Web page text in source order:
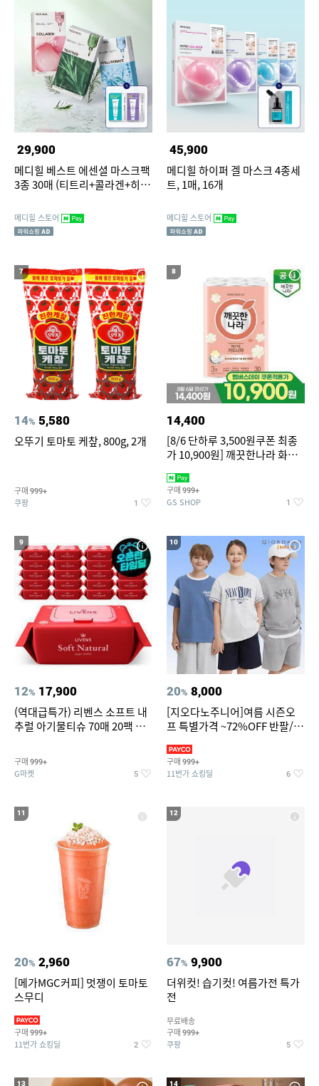
29,900
메디힐 베스트 에센셜 마스크팩
3종 30매 (티트리+콜라겐+히알
메디힐 스토어
45,900
메디힐 하이퍼 겔 마스크 4종세
트, 1매, 16개
메디힐 스토어
7
14% 5,580
오뚜기 토마토 케챂, 800g, 2개
구매 999+
쿠팡 1
8
14,400
[8/6 단하루 3,500원쿠폰 최종
가 10,900원] 깨끗한나라 화장
롤
구매 999+
GS SHOP 1
9
12% 17,900
(역대급특가) 리벤스 소프트 내
추럴 아기물티슈 70매 20팩 캡
구매 999+
G마켓 5
10
20% 8,000
[지오다노주니어]여름 시즌오
프 특별가격 ~72%OFF 반팔/반
구매 999+
11번가 쇼킹딜 6
11
20% 2,960
[메가MGC커피] 멋쟁이 토마토
스무디
구매 999+
11번가 쇼킹딜 2
12
67% 9,900
더위컷! 습기컷! 여름가전 특가
전
무료배송
구매 999+
쿠팡 5
13 14